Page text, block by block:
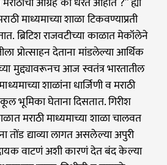
माध्यमाच्या शाळा टिकवण्याप्रती
ब्रिटिश राजवटीच्या काळात मेकॉलेने
प्रोत्साहन देताना मांडलेल्या आर्थिक
मुद्द्यावरूनच आज स्वतंत्र भारतातील
शाळांना धार्जिणी व मराठी
भूमिका घेताना दिसतात. गिरीश
मराठी माध्यमाच्या शाळा चालवत
द्याव्या लागत असलेल्या अपुरी
वाटणं अशी कारणं देत बंद केल्या